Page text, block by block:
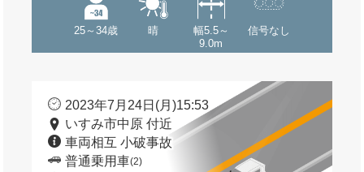
25～34歳 晴
幅5.5～
9.0m
信号なし
2023年7月24日(月)15:53
いすみ市中原 付近
車両相互 小破事故
普通乗用車(2)